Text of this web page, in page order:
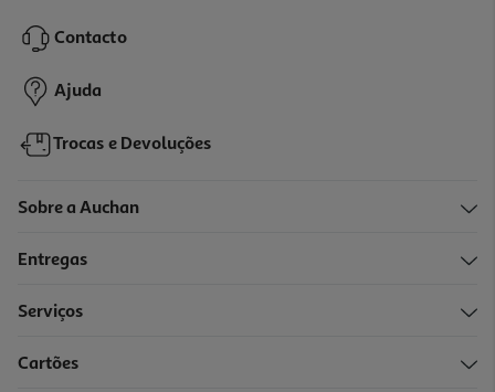
1,69 €
Contacto
Ajuda
Trocas e Devoluções
Sobre a Auchan
Entregas
Serviços
Cartões